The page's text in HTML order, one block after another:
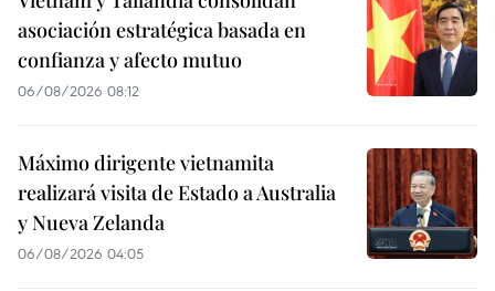
asociación estratégica basada en
confianza y afecto mutuo
06/08/2026 08:12
Máximo dirigente vietnamita
realizará visita de Estado a Australia
y Nueva Zelanda
06/08/2026 04:05